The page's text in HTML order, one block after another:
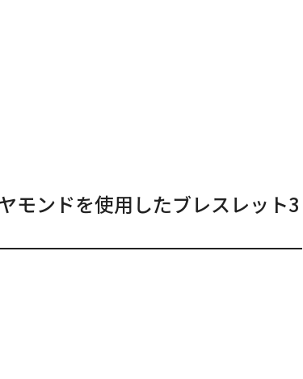
モンドを使用したブレスレット3